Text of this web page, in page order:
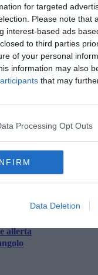
for targeted
Please note that
interest-based ads
to third parties
of your personal
information may also
that may
Processing Opt Outs
Data Deletion
zone nord-
forte vento, grandinate
fino a 60-80
di domani.
iscriviti alla
nella tua casella di posta.
allerta